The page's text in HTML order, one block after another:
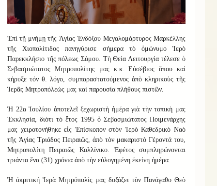
Ἐπὶ τῇ μνήμῃ τῆς Ἁγίας Ἐνδόξου Μεγαλομάρτυρος Μαρκέλλης
τῆς Χιοπολίτιδος πανηγύρισε σήμερα τὸ ὁμώνυμο Ἱερὸ
Παρεκκλήσιο τῆς πόλεως Σάμου. Τὴ Θεία Λειτουργία τέλεσε ὁ
Σεβασμιώτατος Μητροπολίτης μας κ.κ. Εὐσέβιος ὅπου καί
κήρυξε τόν θ. λόγο, συμπαραστατούμενος ἀπὸ κληρικοὺς τῆς
Ἱερᾶς Μητροπόλεώς μας καὶ παρουσία πλήθους πιστῶν.
Ἡ 22α Ἰουλίου ἀποτελεῖ ξεχωριστὴ ἡμέρα γιὰ τὴν τοπικὴ μας
Ἐκκλησία, διότι τό ἔτος 1995 ὁ Σεβασμιώτατος Ποιμενάρχης
μας χειροτονήθηκε εἰς Ἐπίσκοπον στὸν Ἱερὸ Καθεδρικὸ Ναὸ
τῆς Ἁγίας Τριάδος Πειραιῶς, ἀπὸ τὸν μακαριστὸ Γέροντά του,
Μητροπολίτη Πειραιῶς Καλλίνικο. Ἐφέτος συμπληρώνονται
τριάντα ἕνα (31) χρόνια ἀπὸ τὴν εὐλογημένη ἐκείνη ἡμέρα.
Ἡ ἀκριτική Ἱερὰ Μητρόπολίς μας δοξάζει τὸν Πανάγαθο Θεὸ